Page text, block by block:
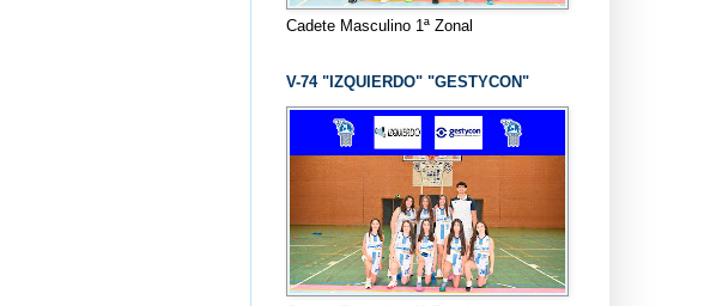
Cadete Masculino 1ª Zonal
V-74 "IZQUIERDO" "GESTYCON"